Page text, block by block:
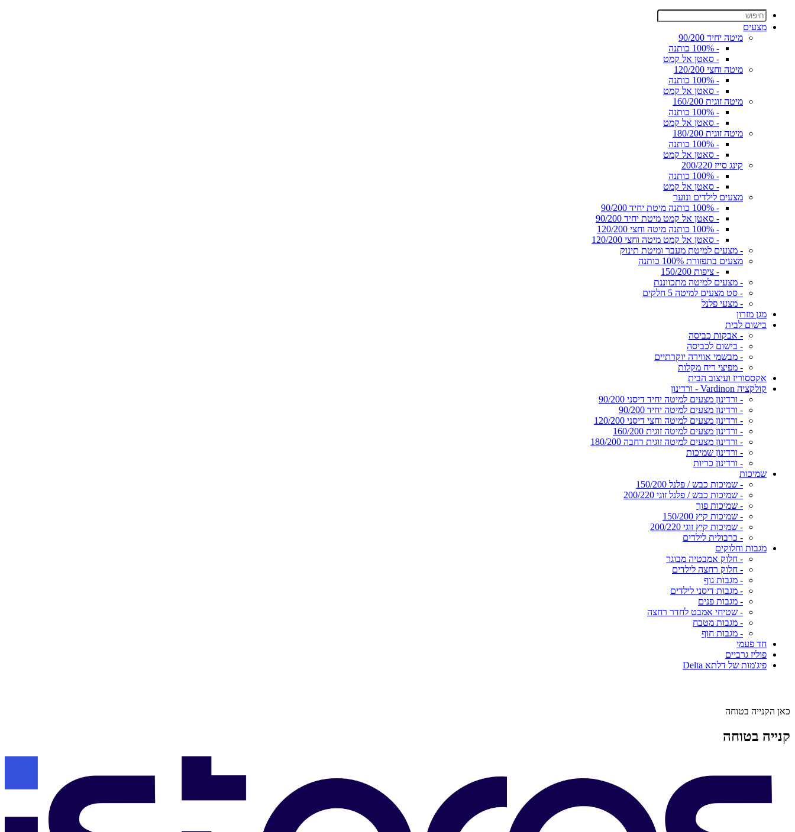
מצעים
מיטה יחיד 90/200
- 100% כותנה
- סאטן אל קמט
מיטה וחצי 120/200
- 100% כותנה
- סאטן אל קמט
מיטה זוגית 160/200
- 100% כותנה
- סאטן אל קמט
מיטה זוגית 180/200
- 100% כותנה
- סאטן אל קמט
קינג סייז 200/220
- 100% כותנה
- סאטן אל קמט
מצעים לילדים ונוער
- 100% כותנה מיטת יחיד 90/200
- סאטן אל קמט מיטת יחיד 90/200
- 100% כותנה מיטה וחצי 120/200
- סאטן אל קמט מיטה וחצי 120/200
- מצעים למיטת מעבר ומיטת תינוק
מצעים בתפזורת 100% כותנה
- ציפות 150/200
- מצעים למיטה מתכווננת
- סט מצעים למיטה 5 חלקים
- מצעי פלנל
מגן מזרון
בישום לבית
- אבקות כביסה
- בישום לכביסה
- מבשמי אווירה יוקרתיים
- מפיצי ריח מקלות
אקססוריז ועיצוב הבית
קולקציה Vardinon - ורדינון
- ורדינון מצעים למיטה יחיד דיסני 90/200
- ורדינון מצעים למיטה יחיד 90/200
- ורדינון מצעים למיטה וחצי דיסני 120/200
- ורדינון מצעים למיטה זוגית 160/200
- ורדינון מצעים למיטה זוגית רחבה 180/200
- ורדינון שמיכות
- ורדינון כריות
שמיכות
- שמיכות כבש / פלנל 150/200
- שמיכות כבש / פלנל זוגי 200/220
- שמיכות פוך
- שמיכות קיץ 150/200
- שמיכות קיץ זוגי 200/220
- כרבולית לילדים
מגבות וחלוקים
- חלוק אמבטיה מבוגר
- חלוק רחצה לילדים
- מגבות גוף
- מגבות דיסני לילדים
- מגבות פנים
- שטיחי אמבט לחדר רחצה
- מגבות מטבח
- מגבות חוף
חד פעמי
פוליז גרביים
פיג'מות של דלתא Delta
כאן הקנייה בטוחה
קנייה בטוחה